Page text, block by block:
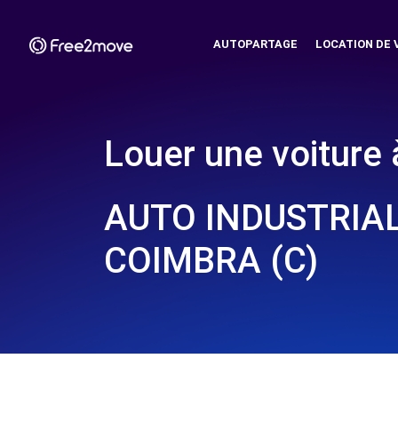
AUTOPARTAGE LOCATION DE
Louer une voiture
AUTO
COIMBRA (C)